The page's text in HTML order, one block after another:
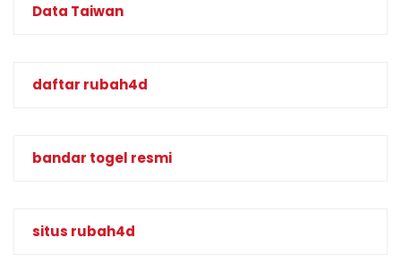
Data Taiwan
daftar rubah4d
bandar togel resmi
situs rubah4d